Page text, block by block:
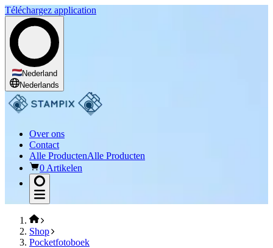
Téléchargez application
Nederland
Nederlands
Over ons
Contact
Alle ProductenAlle Producten
0 Artikelen
Shop
Pocketfotoboek